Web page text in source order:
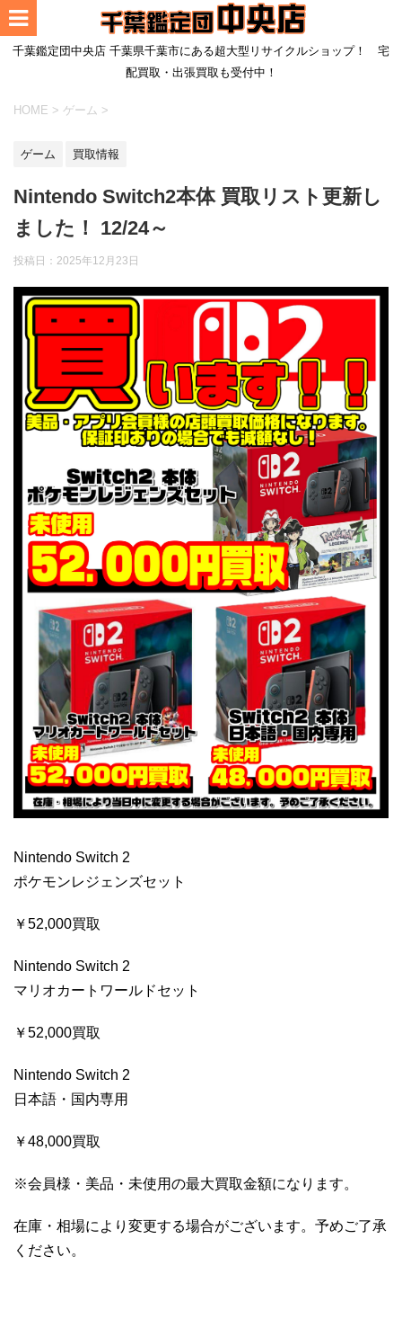
千葉鑑定団中央店 千葉県千葉市にある超大型リサイクルショップ！ 宅
配買取・出張買取も受付中！
HOME > ゲーム >
ゲーム 買取情報
Nintendo Switch2本体 買取リスト更新し
ました！ 12/24～
投稿日： 2025年12月23日
Nintendo Switch 2
ポケモンレジェンズセット
￥52,000買取
Nintendo Switch 2
マリオカートワールドセット
￥52,000買取
Nintendo Switch 2
日本語・国内専用
￥48,000買取
※会員様・美品・未使用の最大買取金額になります。
在庫・相場により変更する場合がございます。予めご了承
ください。